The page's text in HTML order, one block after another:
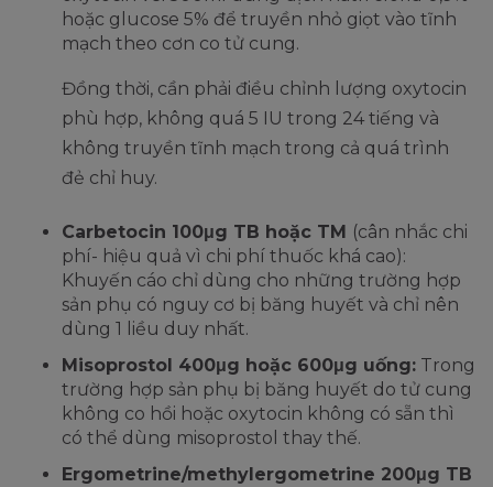
hoặc glucose 5% để truyền nhỏ giọt vào tĩnh
mạch theo cơn co tử cung.
Đồng thời, cần phải điều chỉnh lượng oxytocin
phù hợp, không quá 5 IU trong 24 tiếng và
không truyền tĩnh mạch trong cả quá trình
đẻ chỉ huy.
Carbetocin 100μg TB hoặc TM (cân nhắc chi
phí- hiệu quả vì chi phí thuốc khá cao):
Khuyến cáo chỉ dùng cho những trường hợp
sản phụ có nguy cơ bị băng huyết và chỉ nên
dùng 1 liều duy nhất.
Misoprostol 400μg hoặc 600μg uống: Trong
trường hợp sản phụ bị băng huyết do tử cung
không co hồi hoặc oxytocin không có sẵn thì
có thể dùng misoprostol thay thế.
Ergometrine/methylergometrine 200μg TB